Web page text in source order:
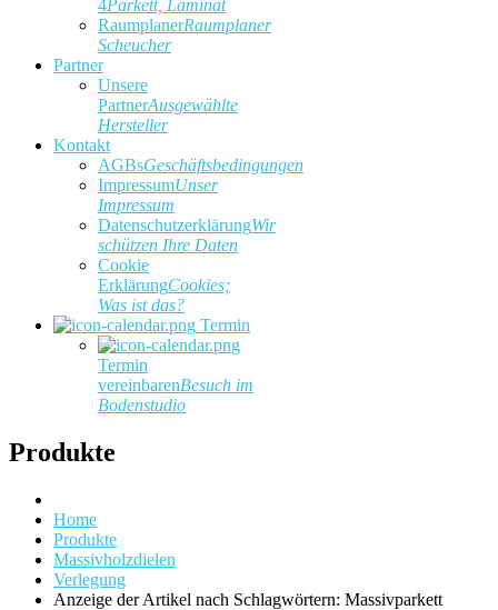
4Parkett, Laminat
RaumplanerRaumplaner
Scheucher
Partner
Unsere
PartnerAusgewählte
Hersteller
Kontakt
AGBsGeschäftsbedingungen
ImpressumUnser
Impressum
DatenschutzerklärungWir
schützen Ihre Daten
Cookie
ErklärungCookies;
Was ist das?
Termin
Termin
vereinbarenBesuch im
Bodenstudio
Produkte
Home
Produkte
Massivholzdielen
Verlegung
Anzeige der Artikel nach Schlagwörtern: Massivparkett